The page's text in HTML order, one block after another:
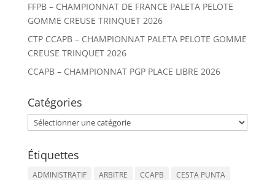
FFPB – CHAMPIONNAT DE FRANCE PALETA PELOTE
GOMME CREUSE TRINQUET 2026
CTP CCAPB – CHAMPIONNAT PALETA PELOTE GOMME
CREUSE TRINQUET 2026
CCAPB – CHAMPIONNAT PGP PLACE LIBRE 2026
Catégories
Catégories
Étiquettes
ADMINISTRATIF ARBITRE CCAPB CESTA PUNTA